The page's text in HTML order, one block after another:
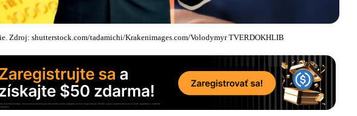
Zdroj: shutterstock.com/tadamichi/Krakenimages.com/Volodymyr TVERDOKHLIB